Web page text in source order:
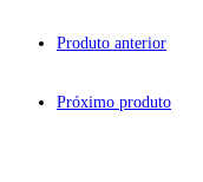
Produto anterior
Próximo produto